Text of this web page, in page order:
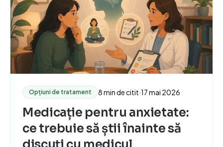
Opțiuni de tratament 8 min de citit·17 mai 2026
Medicație pentru anxietate:
ce trebuie să știi înainte să